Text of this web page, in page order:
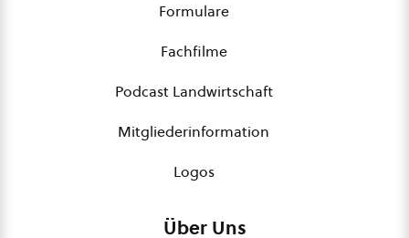
Formulare
Fachfilme
Podcast Landwirtschaft
Mitgliederinformation
Logos
Über Uns